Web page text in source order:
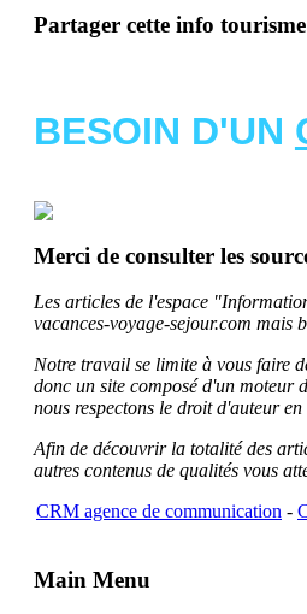
Partager cette info
BESOIN D'UN
Merci de consulter les
Les articles de l'espace
vacances-voyage-sejour.com mais
Notre travail se limite à vous faire
donc un site composé d'un moteur
nous respectons le droit d'auteur
Afin de découvrir la totalité des
autres contenus de qualités vous
CRM agence de communication -
Main Menu